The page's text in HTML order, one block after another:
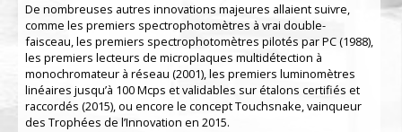
De nombreuses autres innovations majeures allaient suivre,
comme les premiers spectrophotomètres à vrai double-
faisceau, les premiers spectrophotomètres pilotés par PC (1988),
les premiers lecteurs de microplaques multidétection à
monochromateur à réseau (2001), les premiers luminomètres
linéaires jusqu’à 100 Mcps et validables sur étalons certifiés et
raccordés (2015), ou encore le concept Touchsnake, vainqueur
des Trophées de l’Innovation en 2015.